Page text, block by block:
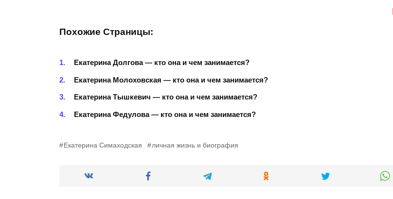
Похожие Страницы:
Екатерина Долгова — кто она и чем занимается?
Екатерина Молоховская — кто она и чем занимается?
Екатерина Тышкевич — кто она и чем занимается?
Екатерина Федулова — кто она и чем занимается?
Екатерина Симаходская личная жизнь и биография